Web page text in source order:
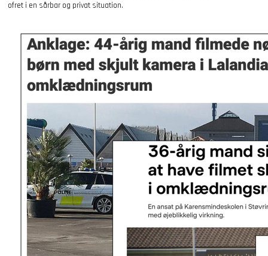
ofret i en sårbar og privat situation.